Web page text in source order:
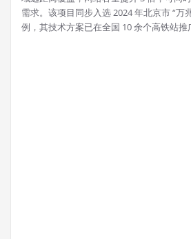
需求。该项目同步入选 2024 年北京市 “万
例，其技术方案已在全国 10 余个高铁站推